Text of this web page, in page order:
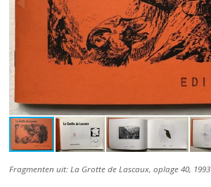
Fragmenten uit: La Grotte de Lascaux, oplage 40, 1993